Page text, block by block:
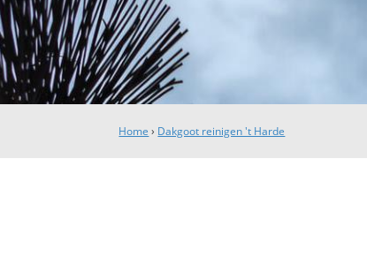
Home › Dakgoot reinigen 't Harde